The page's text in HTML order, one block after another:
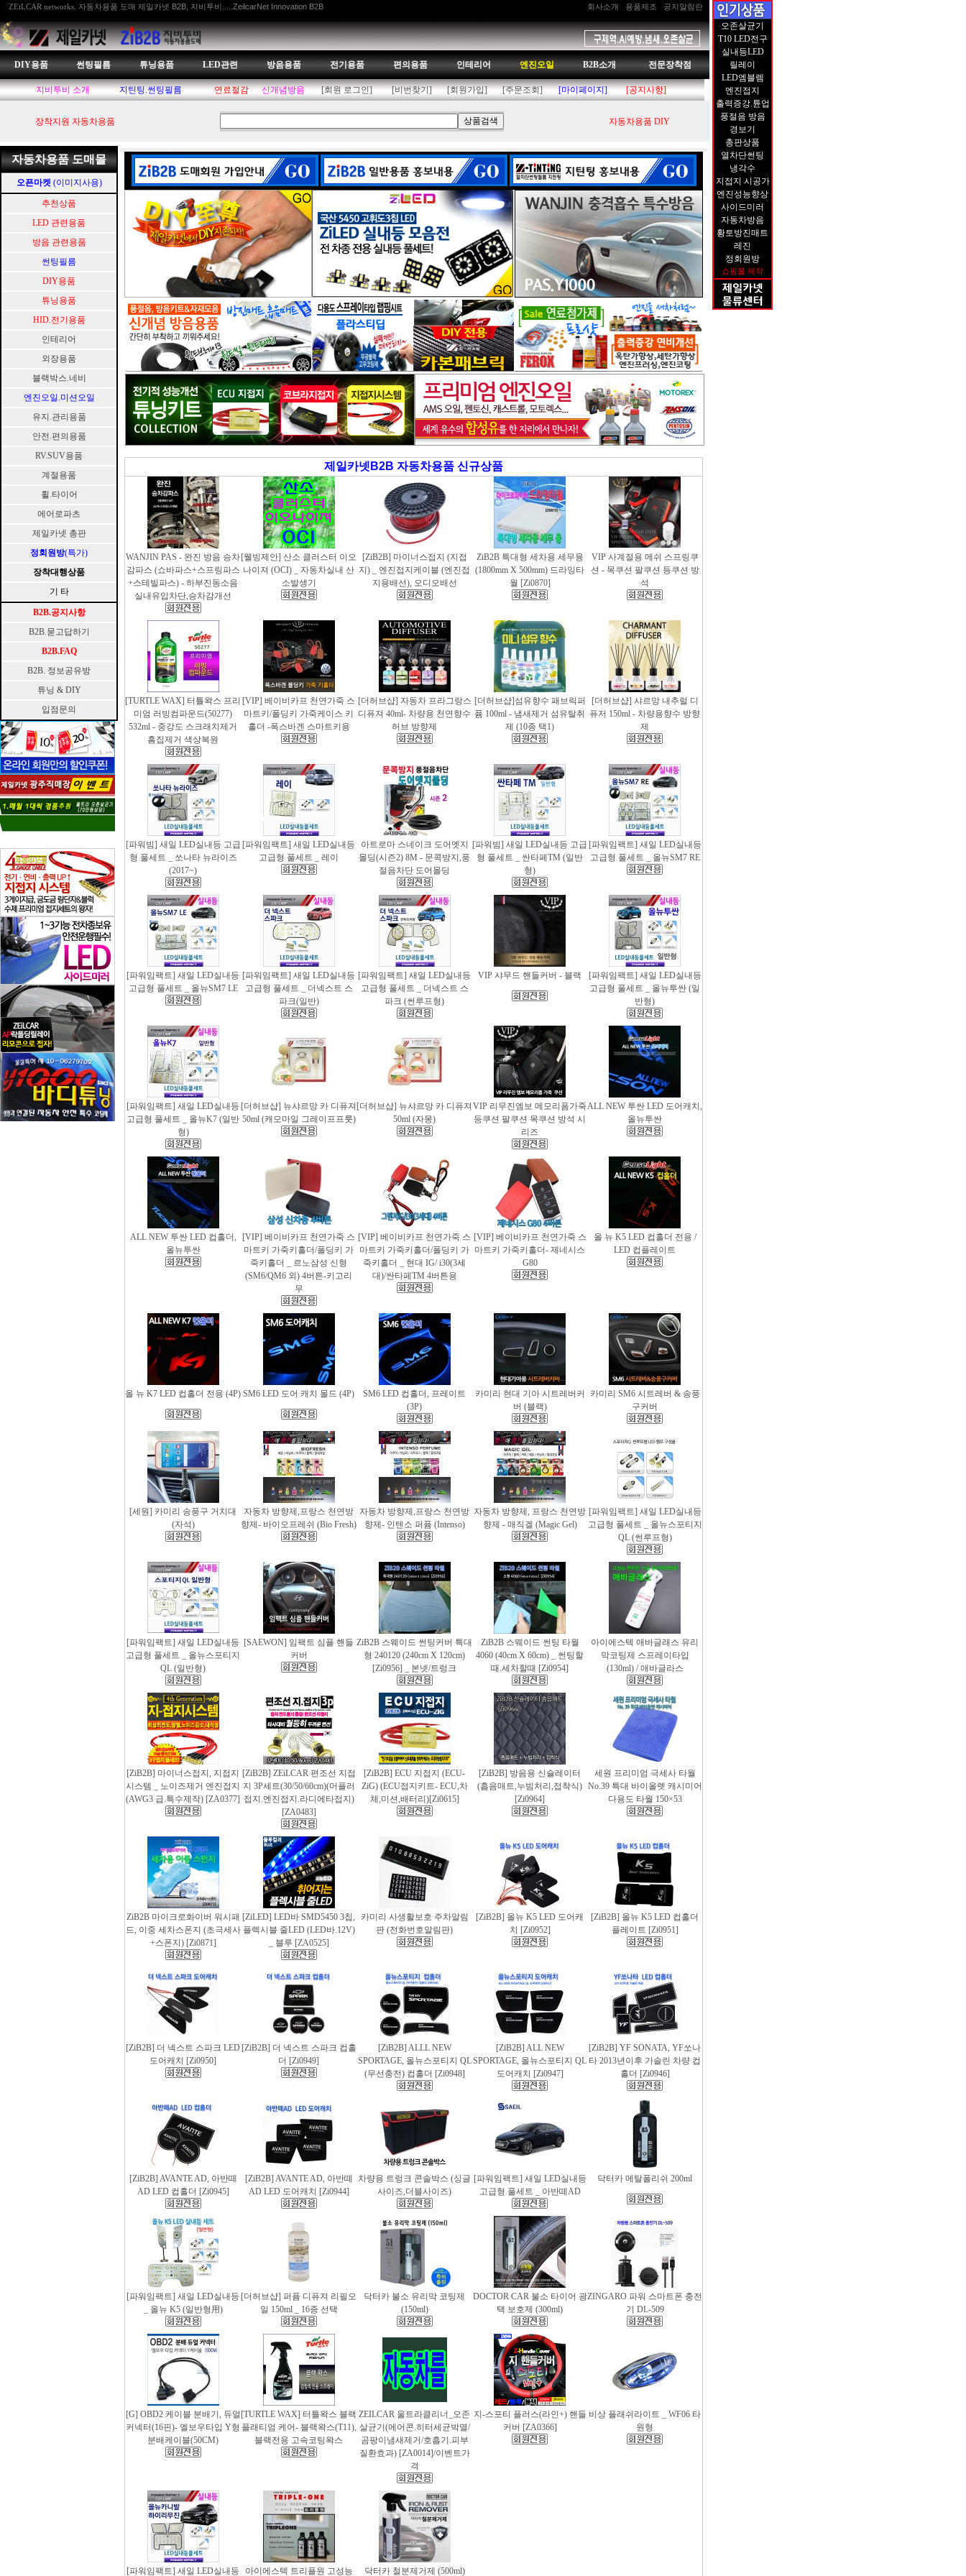
ZEiLCAR networks. 자동차용품 도매 제일카넷 B2B, 지비투비.....ZeilcarNet Innovation B2B 회사소개 용품제조 공지알림란
DIY용품 썬팅필름 튜닝용품 LED관련 방음용품 전기용품 편의용품 인테리어 엔진오일 B2B소개 전문장착점
지비투비 소개 지틴팅.썬팅필름 연료절감 신개념방음 [회원 로그인] [비번찾기] [회원가입] [주문조회] [마이페이지] [공지사항]
장착지원 자동차용품 자동차용품 DIY
자동차용품 도매몰
오픈마켓 (이미지사용)
추천상품
LED 관련용품
방음 관련용품
썬팅필름
DIY용품
튜닝용품
HID.전기용품
인테리어
외장용품
블랙박스.네비
엔진오일.미션오일
유지.관리용품
안전.편의용품
RV.SUV용품
계절용품
휠.타이어
에어로파츠
제일카넷 총판
정회원방(특가)
장착대행상품
기 타
B2B.공지사항
B2B.묻고답하기
B2B.FAQ
B2B. 정보공유방
튜닝 & DIY
입점문의
제일카넷B2B 자동차용품 신규상품
WANJIN PAS - 완진 방음 승차
감파스 (쇼바파스+스프링파스
+스테빌파스) - 하부진동소음
실내유입차단,승차감개선
[웰빙제안] 산소 클러스터 이오
나이져 (OCI) _ 자동차실내 산
소발생기
[ZiB2B] 마이너스접지 (지접
지) _ 엔진접지케이블 (엔진접
지용배선), 오디오배선
ZiB2B 특대형 세차용 세무융
(1800mm X 500mm) 드라잉타
월 [Zi0870]
VIP 사계절용 메쉬 스프링쿠
션 - 목쿠션 팔쿠션 등쿠션 방
석
[TURTLE WAX] 터틀왁스 프리
미엄 러빙컴파운드(50277)
532ml - 중강도 스크래치제거
흠집제거 색상복원
[VIP] 베이비카프 천연가죽 스
마트키/폴딩키 가죽케이스 키
홀더 -폭스바겐 스마트키용
[더허브샵] 자동차 프라그랑스
디퓨져 40ml- 차량용 천연향수
허브 방향제
[더허브샵]섬유향수 패브릭퍼
퓸 100ml - 냄새제거 섬유탈취
제 (10종 택1)
[더허브샵] 샤르망 내추럴 디
퓨저 150ml - 차량용향수 방향
제
[파워빔] 새일 LED실내등 고급
형 풀세트 _ 쏘나타 뉴라이즈
(2017~)
[파워임팩트] 새일 LED실내등
고급형 풀세트 _ 레이
아트로마 스네이크 도어엣지
몰딩(시즌2) 8M - 문콕방지,풍
절음차단 도어몰딩
[파워빔] 새일 LED실내등 고급
형 풀세트 _ 싼타페TM (일반
형)
[파워임팩트] 새일 LED실내등
고급형 풀세트 _ 올뉴SM7 RE
[파워임팩트] 새일 LED실내등
고급형 풀세트 _ 올뉴SM7 LE
[파워임팩트] 새일 LED실내등
고급형 풀세트 _ 더넥스트 스
파크(일반)
[파워임팩트] 새일 LED실내등
고급형 풀세트 _ 더넥스트 스
파크 (썬루프형)
VIP 샤무드 핸들커버 - 블랙
[파워임팩트] 새일 LED실내등
고급형 풀세트 _ 올뉴투싼 (일
반형)
[파워임팩트] 새일 LED실내등
고급형 풀세트 _ 올뉴K7 (일반
형)
[더허브샵] 뉴샤르망 카 디퓨져
50ml (캐모마일 그레이프프룻)
[더허브샵] 뉴샤르망 카 디퓨져
50ml (자몽)
VIP 리무진엠보 메모리폼가죽
등쿠션 팔쿠션 목쿠션 방석 시
리즈
ALL NEW 투싼 LED 도어캐치,
올뉴투싼
ALL NEW 투싼 LED 컵홀더,
올뉴투싼
[VIP] 베이비카프 천연가죽 스
마트키 가죽키홀더/폴딩키 가
죽키홀더 _ 르노삼성 신형
(SM6/QM6 외) 4버튼-키고리
무
[VIP] 베이비카프 천연가죽 스
마트키 가죽키홀더/폴딩키 가
죽키홀더 _ 현대 IG/ i30(3세
대)/싼타페TM 4버튼용
[VIP] 베이비카프 천연가죽 스
마트키 가죽키홀더- 제네시스
G80
올 뉴 K5 LED 컵홀더 전용 /
LED 컵플레이트
올 뉴 K7 LED 컵홀더 전용 (4P) SM6 LED 도어 캐치 몰드 (4P)
SM6 LED 컵홀더, 프레이트
(3P)
카미리 현대 기아 시트레버커
버 (블랙)
카미리 SM6 시트레버 & 송풍
구커버
[세원] 카미리 송풍구 거치대
(자석)
자동차 방향제,프랑스 천연방
향제- 바이오프레쉬 (Bio Fresh)
자동차 방향제,프랑스 천연방
향제- 인텐소 퍼퓸 (Intenso)
자동차 방향제, 프랑스 천연방
향제 - 매직겔 (Magic Gel)
[파워임팩트] 새일 LED실내등
고급형 풀세트 _ 올뉴스포티지
QL (썬루프형)
[파워임팩트] 새일 LED실내등
고급형 풀세트 _ 올뉴스포티지
QL (일반형)
[SAEWON] 임팩트 심플 핸들
커버
ZiB2B 스웨이드 썬팅커버 특대
형 240120 (240cm X 120cm)
[Zi0956] _ 본넷/트렁크
ZiB2B 스웨이드 썬팅 타월
4060 (40cm X 60cm) _ 썬팅할
때.세차할때 [Zi0954]
아이에스텍 애바글래스 유리
막코팅제 스프레이타입
(130ml) / 애바글라스
[ZiB2B] 마이너스접지, 지접지
시스템 _ 노이즈제거 엔진접지
(AWG3 급.특수제작) [ZA0377]
[ZiB2B] ZEiLCAR 편조선 지접
지 3P세트(30/50/60cm)(머플러
접지.엔진접지.라디에타접지)
[ZA0483]
[ZiB2B] ECU 지접지 (ECU-
ZiG) (ECU접지키트- ECU,차
체,미션,배터리)[Zi0615]
[ZiB2B] 방음용 신슐레이터
(흡음매트,누빔처리,접착식)
[Zi0964]
세원 프리미엄 극세사 타월
No.39 특대 바이올렛 캐시미어
다용도 타월 150×53
ZiB2B 마이크로화이버 워시패
드, 이중 세차스폰지 (초극세사
+스폰지) [Zi0871]
[ZiLED] LED바 SMD5450 3칩,
플렉시블 줄LED (LED바.12V)
_ 블루 [ZA0525]
카미리 사생활보호 주차알림
판 (전화번호알림판)
[ZiB2B] 올뉴 K5 LED 도어캐
치 [Zi0952]
[ZiB2B] 올뉴 K5 LED 컵홀더
플레이트 [Zi0951]
[ZiB2B] 더 넥스트 스파크 LED
도어캐치 [Zi0950]
[ZiB2B] 더 넥스트 스파크 컵홀
더 [Zi0949]
[ZiB2B] ALLL NEW
SPORTAGE, 올뉴스포티지 QL
(무선충전) 컵홀더 [Zi0948]
[ZiB2B] ALL NEW
SPORTAGE, 올뉴스포티지 QL
도어캐치 [Zi0947]
[ZiB2B] YF SONATA, YF쏘나
타 2013년이후 가솔린 차량 컵
홀더 [Zi0946]
[ZiB2B] AVANTE AD, 아반떼
AD LED 컵홀더 [Zi0945]
[ZiB2B] AVANTE AD, 아반떼
AD LED 도어캐치 [Zi0944]
차량용 트렁크 콘솔박스 (싱글
사이즈,더블사이즈)
[파워임팩트] 새일 LED실내등
고급형 풀세트 _ 아반떼AD
닥터카 메탈폴리쉬 200ml
[파워임팩트] 새일 LED실내등
_ 올뉴 K5 (일반형用)
[더허브샵] 퍼퓸 디퓨져 리필오
일 150ml _ 16종 선택
닥터카 불소 유리막 코팅제
(150ml)
DOCTOR CAR 불소 타이어 광
택 보호제 (300ml)
ZINGARO 파워 스마트폰 충전
기 DL-509
[G] OBD2 케이블 분배기, 듀얼
커넥터(16핀)- 엘보우타입 Y형
분배케이블(50CM)
[TURTLE WAX] 터틀왁스 블랙
플래티엄 케어- 블랙왁스(T11),
블랙전용 고속코팅왁스
ZEILCAR 울트라클리너_오존
살균기(에어콘.히터세균박멸/
곰팡이냄새제거/호흡기.피부
질환효과) [ZA0014]/이벤트가
격
지-스포티 플러스(라인+) 핸들
커버 [ZA0366]
비상 플래쉬라이트 _ WF06 타
원형
[파워임팩트] 새일 LED실내등 아이에스텍 트리플원 고성능 닥터카 철분제거제 (500ml)
오존살균기
T10 LED전구
실내등LED
릴레이
LED엠블렘
엔진접지
출력증강.튠업
풍절음 방음
경보기
총판상품
열차단썬팅
냉각수
지접지 시공가
엔진성능향상
사이드미러
자동차방음
황토방진매트
레진
정회원방
쇼핑몰 제작